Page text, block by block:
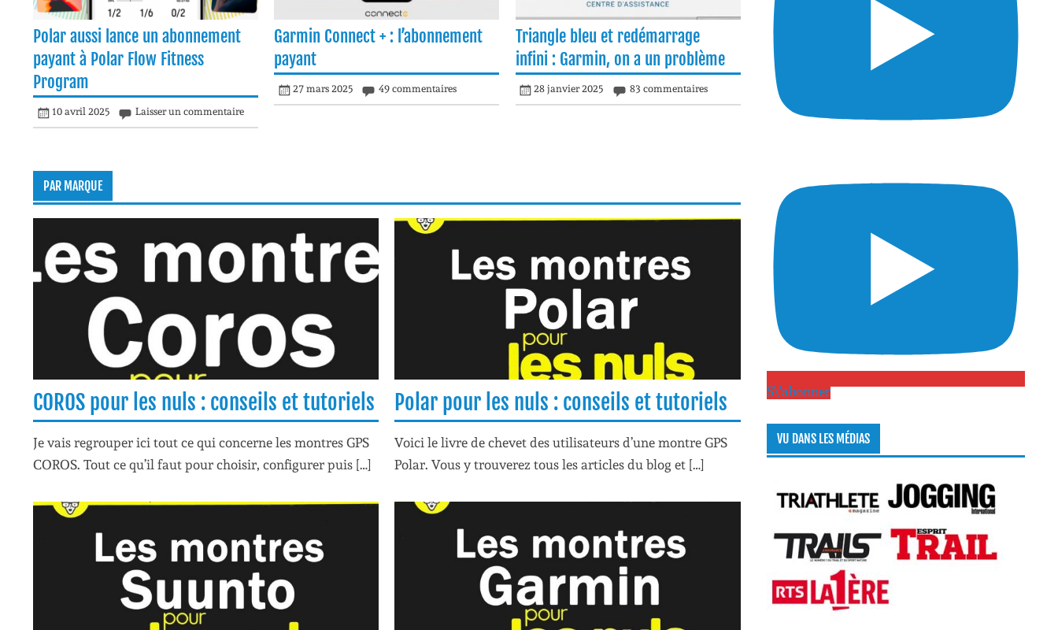
Polar aussi lance un abonnement
payant à Polar Flow Fitness
Program
10 avril 2025 Laisser un commentaire
Garmin Connect + : l’abonnement
payant
27 mars 2025 49 commentaires
Triangle bleu et redémarrage
infini : Garmin, on a un problème
28 janvier 2025 83 commentaires
PAR MARQUE
COROS pour les nuls : conseils et tutoriels
Je vais regrouper ici tout ce qui concerne les montres GPS
COROS. Tout ce qu’il faut pour choisir, configurer puis […]
Polar pour les nuls : conseils et tutoriels
Voici le livre de chevet des utilisateurs d’une montre GPS
Polar. Vous y trouverez tous les articles du blog et […]
S\'abonner
VU DANS LES MÉDIAS